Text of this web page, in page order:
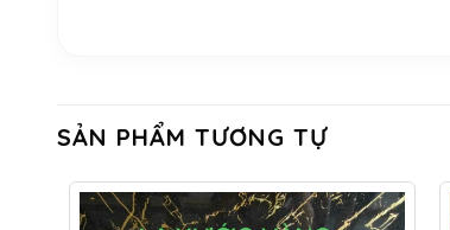
SẢN PHẨM TƯƠNG TỰ